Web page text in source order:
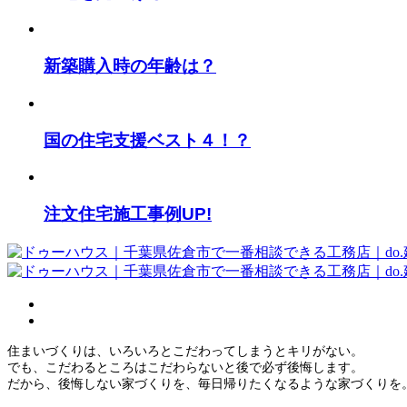
新築購入時の年齢は？
国の住宅支援ベスト４！？
注文住宅施工事例UP!
住まいづくりは、いろいろとこだわってしまうとキリがない。
でも、こだわるところはこだわらないと後で必ず後悔します。
だから、後悔しない家づくりを、毎日帰りたくなるような家づくりを